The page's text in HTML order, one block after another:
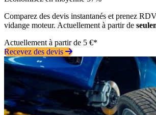
Comparez des devis instantanés et prenez
vidange moteur. Actuellement à partir de
Actuellement à partir de 5 €*
Recevez des devis